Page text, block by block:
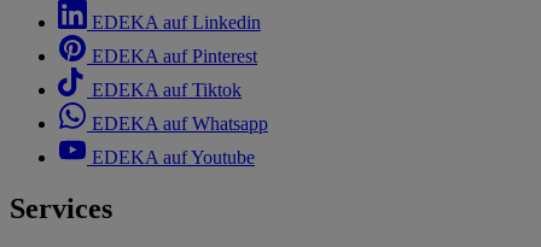
EDEKA auf Linkedin
EDEKA auf Pinterest
EDEKA auf Tiktok
EDEKA auf Whatsapp
EDEKA auf Youtube
Services